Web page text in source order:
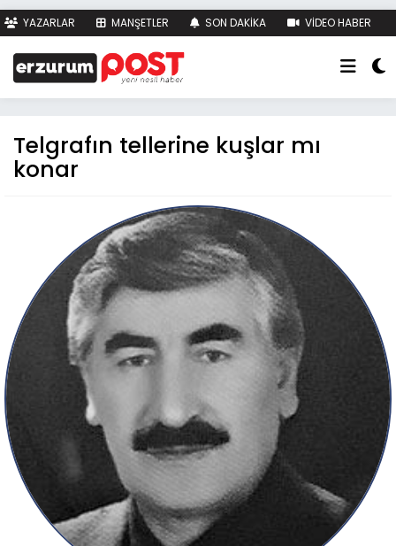
YAZARLAR MANŞETLER SON DAKİKA
VİDEO HABER
İLETİŞİM
Telgrafın tellerine kuşlar mı
konar